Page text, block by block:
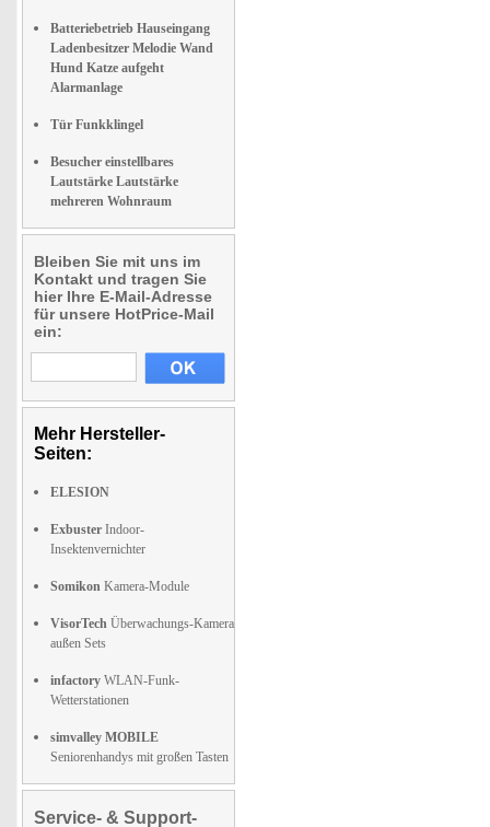
Batteriebetrieb Hauseingang
Ladenbesitzer Melodie Wand
Hund Katze aufgeht
Alarmanlage
Tür Funkklingel
Besucher einstellbares
Lautstärke Lautstärke
mehreren Wohnraum
Bleiben Sie mit uns im
Kontakt und tragen Sie
hier Ihre E-Mail-Adresse
für unsere HotPrice-Mail
ein:
Mehr Hersteller-
Seiten:
ELESION
Exbuster Indoor-
Insektenvernichter
Somikon Kamera-Module
VisorTech Überwachungs-Kamera
außen Sets
infactory WLAN-Funk-
Wetterstationen
simvalley MOBILE
Seniorenhandys mit großen Tasten
Service- & Support-